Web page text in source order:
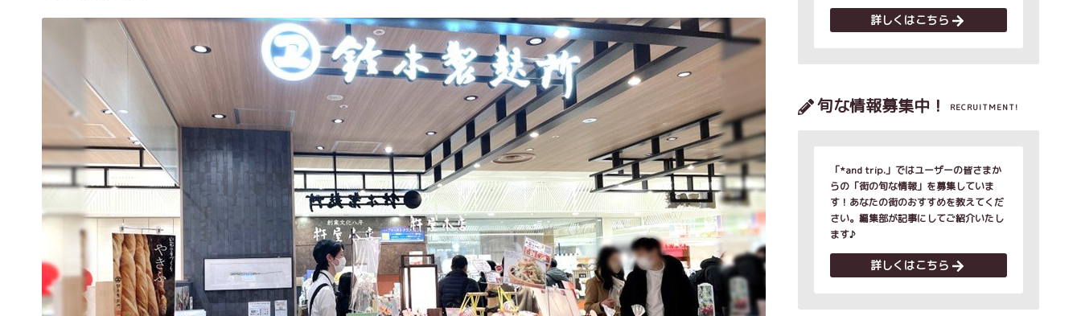
詳しくはこちら
旬な情報募集中！ RECRUITMENT!
「*and trip.」ではユーザーの皆さまか
らの「街の旬な情報」を募集していま
す！あなたの街のおすすめを教えてくだ
さい。編集部が記事にしてご紹介いたし
ます♪
詳しくはこちら